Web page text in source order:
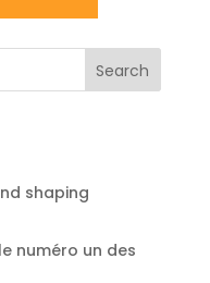
Search
shaping
numéro un des